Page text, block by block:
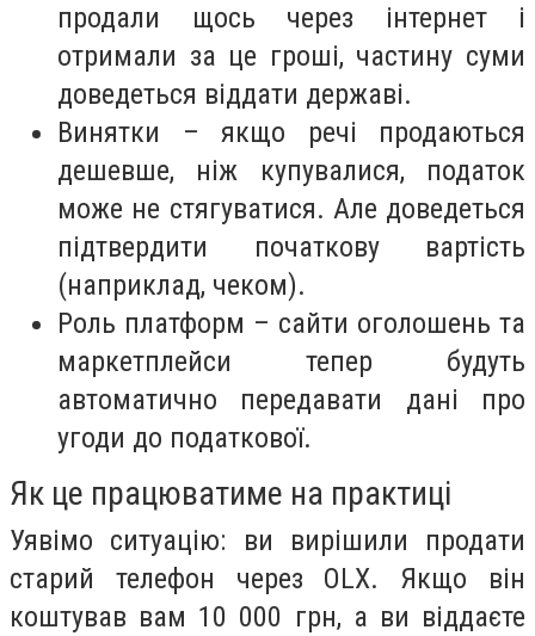
продали щось через інтернет і
отримали за це гроші, частину суми
доведеться віддати державі.
Винятки – якщо речі продаються
дешевше, ніж купувалися, податок
може не стягуватися. Але доведеться
підтвердити початкову вартість
(наприклад, чеком).
Роль платформ – сайти оголошень та
маркетплейси тепер будуть
автоматично передавати дані про
угоди до податкової.
Як це працюватиме на практиці
Уявімо ситуацію: ви вирішили продати
старий телефон через OLX. Якщо він
коштував вам 10 000 грн, а ви віддаєте